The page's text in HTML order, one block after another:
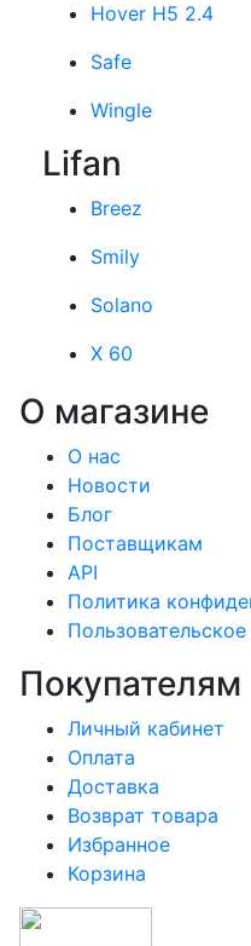
Hover H5 2.4
Safe
Wingle
Lifan
Breez
Smily
Solano
X 60
О магазине
О нас
Новости
Блог
Поставщикам
API
Политика
Покупателям
Личный кабинет
Оплата
Доставка
Возврат товара
Избранное
Корзина